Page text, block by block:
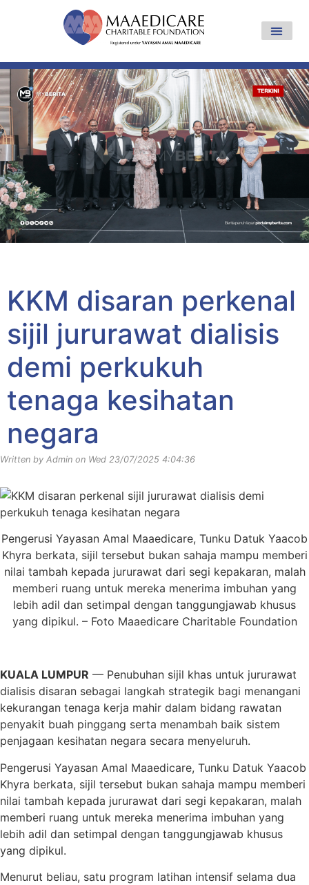
KKM disaran perkenal
sijil jururawat dialisis
demi perkukuh
tenaga kesihatan
negara
Written by Admin on Wed 23/07/2025 4:04:36
Pengerusi Yayasan Amal Maaedicare, Tunku Datuk Yaacob
Khyra berkata, sijil tersebut bukan sahaja mampu memberi
nilai tambah kepada jururawat dari segi kepakaran, malah
memberi ruang untuk mereka menerima imbuhan yang
lebih adil dan setimpal dengan tanggungjawab khusus
yang dipikul. – Foto Maaedicare Charitable Foundation
KUALA LUMPUR — Penubuhan sijil khas untuk jururawat
dialisis disaran sebagai langkah strategik bagi menangani
kekurangan tenaga kerja mahir dalam bidang rawatan
penyakit buah pinggang serta menambah baik sistem
penjagaan kesihatan negara secara menyeluruh.
Pengerusi Yayasan Amal Maaedicare, Tunku Datuk Yaacob
Khyra berkata, sijil tersebut bukan sahaja mampu memberi
nilai tambah kepada jururawat dari segi kepakaran, malah
memberi ruang untuk mereka menerima imbuhan yang
lebih adil dan setimpal dengan tanggungjawab khusus
yang dipikul.
Menurut beliau, satu program latihan intensif selama dua